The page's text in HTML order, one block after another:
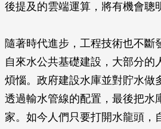
後提及的雲端運算，將有機會聰
隨著時代進步，工程技術也不斷
自來水公共基礎建設，大部分的
煩惱。政府建設水庫並對貯水做
透過輸水管線的配置，最後把水
家。如今人們只要打開水龍頭，